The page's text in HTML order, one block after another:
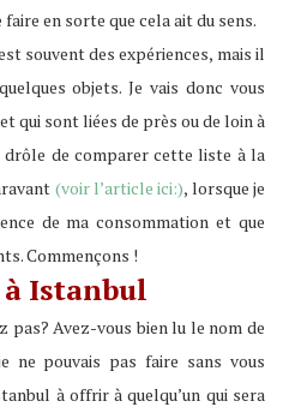
faire en sorte que cela ait du sens.
souvent des expériences, mais il
objets. Je vais donc vous
qui sont liées de près ou de loin à
drôle de comparer cette liste à la
(voir l’article ici:), lorsque je
de ma consommation et que
Commençons !
à Istanbul
pas? Avez-vous bien lu le nom de
ne pouvais pas faire sans vous
à offrir à quelqu’un qui sera